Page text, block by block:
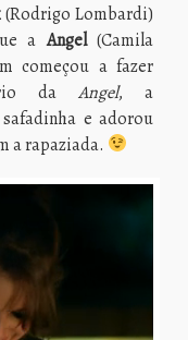
(Rodrigo Lombardi)
aAngel(Camila
começou a fazer
daAngel, a
e adorou
a rapaziada.